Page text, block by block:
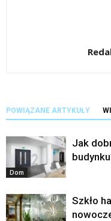
POWIĄZANE ARTYKUŁY
Dom
Jak
Szkło